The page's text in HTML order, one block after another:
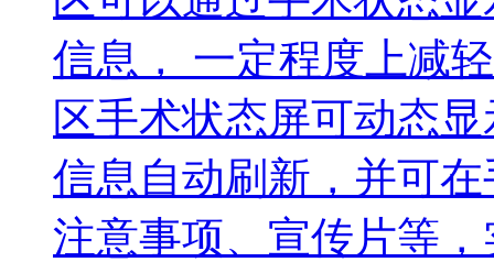
信息， 一定程度上减
区手术状态屏可动态
信息自动刷新，并可
注意事项、宣传片等